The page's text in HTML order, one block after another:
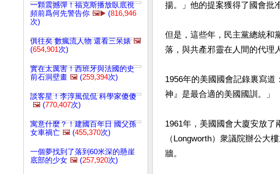
一顆震撼彈！福克斯播放臥底視
頻前爲何先警告你 🖼️▶️ (816,946
次)
俱往矣 數瘋流人物 還看三呆婊 🖼️
(654,901次)
實在太厲害！西班牙與法國的史
前石洞壁畫 🖼️ (259,394次)
談客星！李淳風侃侃 科學家傻傻
🖼️ (770,407次)
寓意什麼？！建國百年日 國父孫
女車禍亡 🖼️ (455,370次)
一個夢找到了落到60米深的懸崖
底部的少女 🖼️ (257,920次)
揚。」他的提案獲得了國會批
但是，這些年，民主黨總統和
落，與共產邪靈在人間的代理
1956年的美國國會記錄裏寫
神』是最合適的美國國訓。」
1961年，美國國會大廈安放
（Longworth）衆議院辦公大
牆。